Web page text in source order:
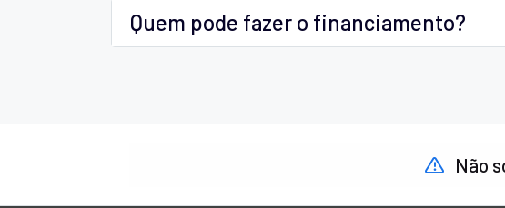
Quem pode fazer o financiamento?
Não